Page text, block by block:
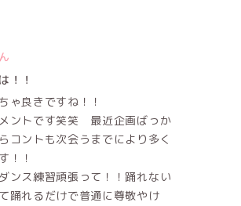
！！
ゃ良きですね！！
ントです笑笑 最近企画ばっか
コントも次会うまでにより多く
！！
ンス練習頑張って！！踊れない
踊れるだけで普通に尊敬やけ